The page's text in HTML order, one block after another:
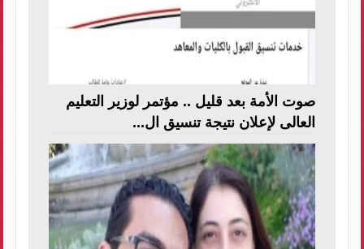
صوت الأمة بعد قليل .. مؤتمر لوزير التعليم
العالى لإعلان نتيجة تنسيق ال...